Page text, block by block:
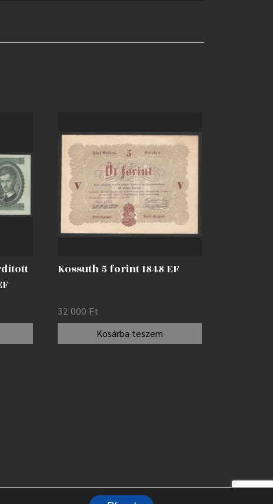
Kossuth 5 forint 1848 EF
32 000 Ft
Kosárba teszem